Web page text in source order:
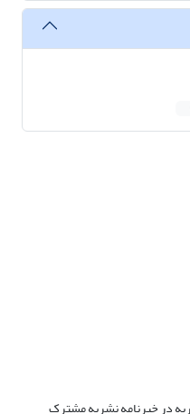
در خبرنامه نشریه مشترک